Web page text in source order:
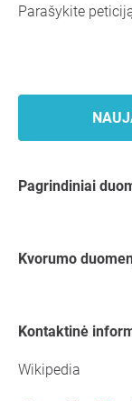
Parašykite
Pagrindiniai
kvorumo
kontaktinė
Wikipedia